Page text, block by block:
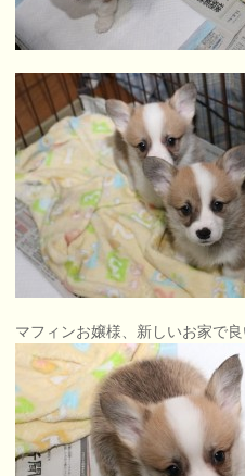
マフィンお嬢様、新しいお家で